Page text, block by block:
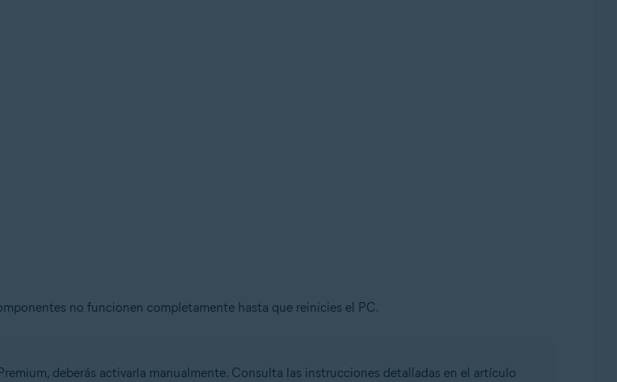
no funcionen completamente hasta que reinicies el PC.
deberás activarla manualmente. Consulta las instrucciones detalladas en el artículo